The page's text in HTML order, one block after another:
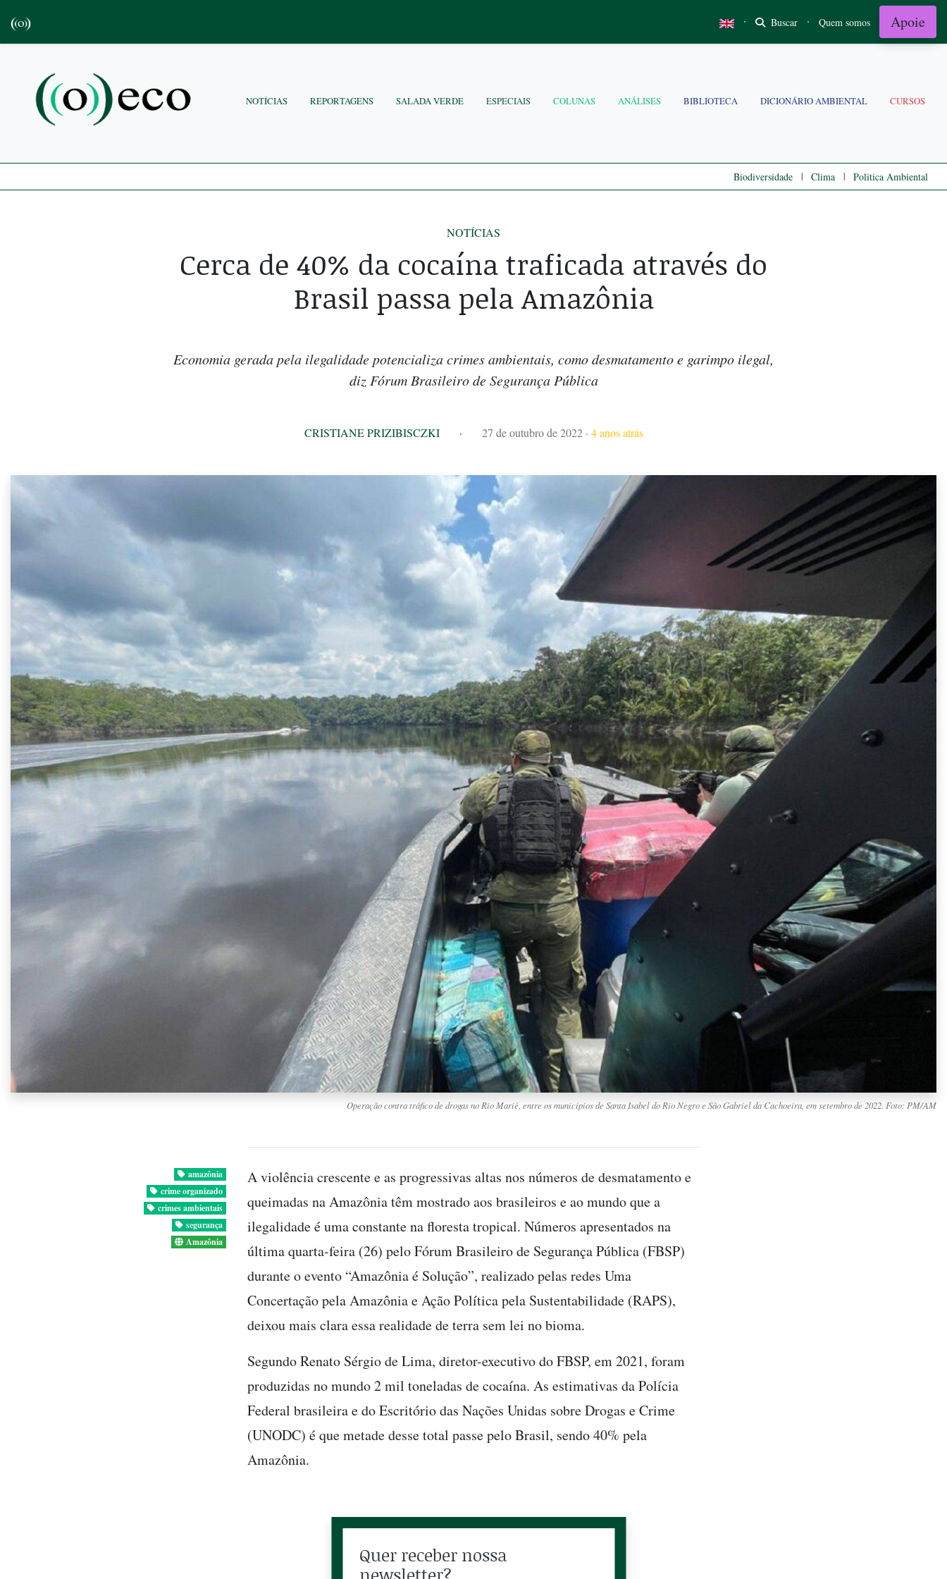
· Buscar · Quem somos Apoie
NOTÍCIAS REPORTAGENS SALADA VERDE ESPECIAIS COLUNAS ANÁLISES BIBLIOTECA DICIONÁRIO AMBIENTAL CURSOS
Biodiversidade | Clima | Politica Ambiental
NOTÍCIAS
Cerca de 40% da cocaína traficada através do
Brasil passa pela Amazônia
Economia gerada pela ilegalidade potencializa crimes ambientais, como desmatamento e garimpo ilegal,
diz Fórum Brasileiro de Segurança Pública
CRISTIANE PRIZIBISCZKI · 27 de outubro de 2022 · 4 anos atrás
Operação contra tráfico de drogas no Rio Marié, entre os municípios de Santa Isabel do Rio Negro e São Gabriel da Cachoeira, em setembro de 2022. Foto: PM/AM
amazônia
crime organizado
crimes ambientais
segurança
Amazônia
A violência crescente e as progressivas altas nos números de desmatamento e
queimadas na Amazônia têm mostrado aos brasileiros e ao mundo que a
ilegalidade é uma constante na floresta tropical. Números apresentados na
última quarta-feira (26) pelo Fórum Brasileiro de Segurança Pública (FBSP)
durante o evento “Amazônia é Solução”, realizado pelas redes Uma
Concertação pela Amazônia e Ação Política pela Sustentabilidade (RAPS),
deixou mais clara essa realidade de terra sem lei no bioma.
Segundo Renato Sérgio de Lima, diretor-executivo do FBSP, em 2021, foram
produzidas no mundo 2 mil toneladas de cocaína. As estimativas da Polícia
Federal brasileira e do Escritório das Nações Unidas sobre Drogas e Crime
(UNODC) é que metade desse total passe pelo Brasil, sendo 40% pela
Amazônia.
Quer receber nossa